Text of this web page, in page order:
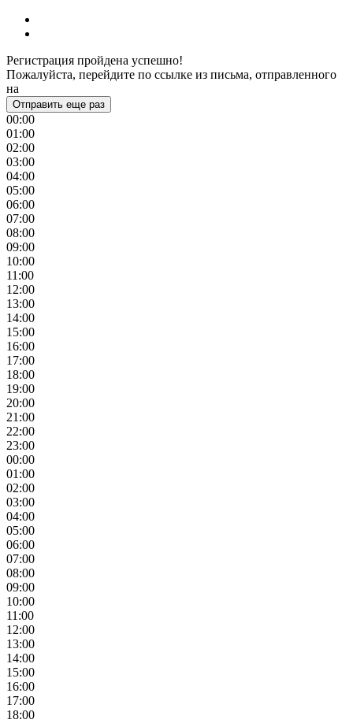
Регистрация пройдена успешно!
Пожалуйста, перейдите по ссылке из письма, отправленного
на
Отправить еще раз
00:00
01:00
02:00
03:00
04:00
05:00
06:00
07:00
08:00
09:00
10:00
11:00
12:00
13:00
14:00
15:00
16:00
17:00
18:00
19:00
20:00
21:00
22:00
23:00
00:00
01:00
02:00
03:00
04:00
05:00
06:00
07:00
08:00
09:00
10:00
11:00
12:00
13:00
14:00
15:00
16:00
17:00
18:00